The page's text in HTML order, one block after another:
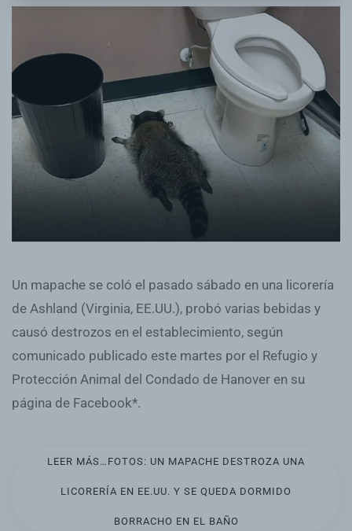
Un mapache se coló el pasado sábado en una licorería
de Ashland (Virginia, EE.UU.), probó varias bebidas y
causó destrozos en el establecimiento, según
comunicado publicado este martes por el Refugio y
Protección Animal del Condado de Hanover en su
página de Facebook*.
LEER MÁS…FOTOS: UN MAPACHE DESTROZA UNA
LICORERÍA EN EE.UU. Y SE QUEDA DORMIDO
BORRACHO EN EL BAÑO